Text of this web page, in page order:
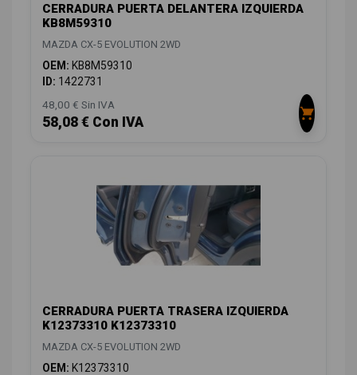
CERRADURA PUERTA DELANTERA IZQUIERDA
KB8M59310
MAZDA CX-5 EVOLUTION 2WD
OEM: KB8M59310
ID: 1422731
48,00 € Sin IVA
58,08 € Con IVA
CERRADURA PUERTA TRASERA IZQUIERDA
K12373310 K12373310
MAZDA CX-5 EVOLUTION 2WD
OEM: K12373310